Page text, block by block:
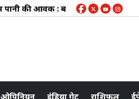
की आवक : बहाव क्षेत्र के करीब 50
ओपिनियन इंडिया गेट राशिफल